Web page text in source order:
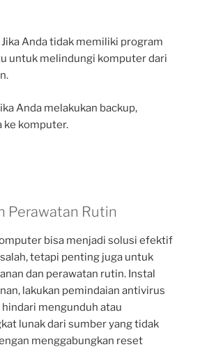
Anda tidak memiliki program
untuk melindungi komputer dari
Anda melakukan backup,
ke komputer.
Perawatan Rutin
bisa menjadi solusi efektif
tetapi penting juga untuk
dan perawatan rutin. Instal
lakukan pemindaian antivirus
mengunduh atau
lunak dari sumber yang tidak
menggabungkan reset